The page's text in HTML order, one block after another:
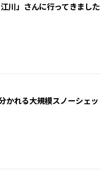
川」さんに行ってきました
かれる大規模スノーシェッ